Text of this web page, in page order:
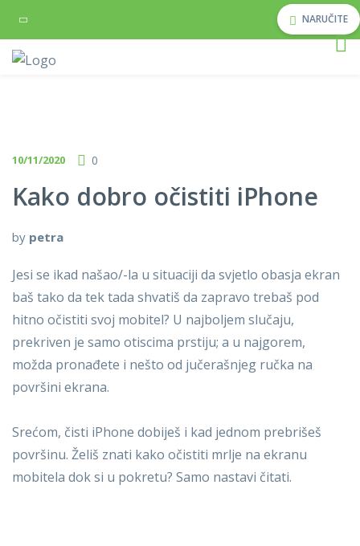
NARUČITE
10/11/2020 0
Kako dobro očistiti iPhone
by petra
Jesi se ikad našao/-la u situaciji da svjetlo obasja ekran
baš tako da tek tada shvatiš da zapravo trebaš pod
hitno očistiti svoj mobitel? U najboljem slučaju,
prekriven je samo otiscima prstiju; a u najgorem,
možda pronađete i nešto od jučerašnjeg ručka na
površini ekrana.
Srećom, čisti iPhone dobiješ i kad jednom prebrišeš
površinu. Želiš znati kako očistiti mrlje na ekranu
mobitela dok si u pokretu? Samo nastavi čitati.